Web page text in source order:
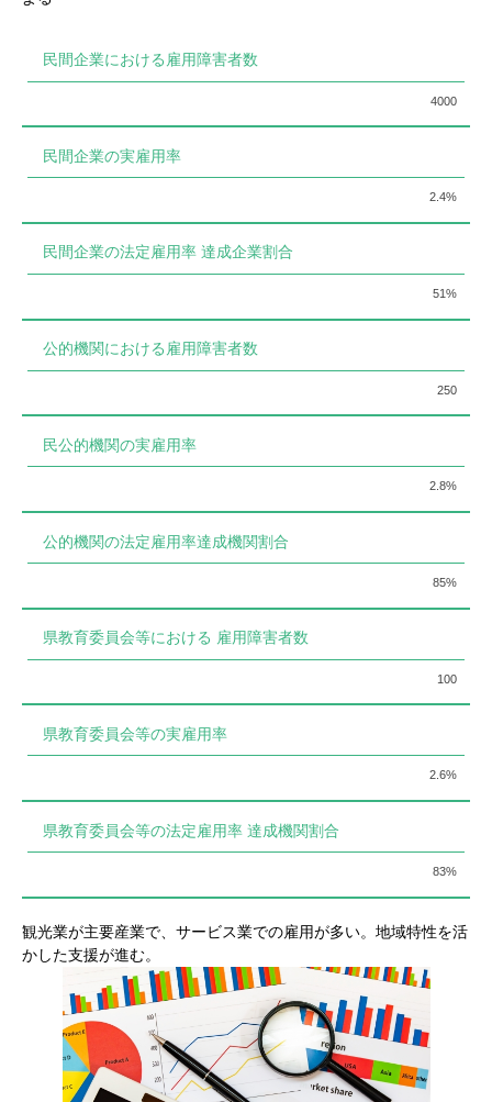
民間企業における雇用障害者数
4000
民間企業の実雇用率
2.4%
民間企業の法定雇用率 達成企業割合
51%
公的機関における雇用障害者数
250
民公的機関の実雇用率
2.8%
公的機関の法定雇用率達成機関割合
85%
県教育委員会等における 雇用障害者数
100
県教育委員会等の実雇用率
2.6%
県教育委員会等の法定雇用率 達成機関割合
83%
観光業が主要産業で、サービス業での雇用が多い。地域特性を活
かした支援が進む。